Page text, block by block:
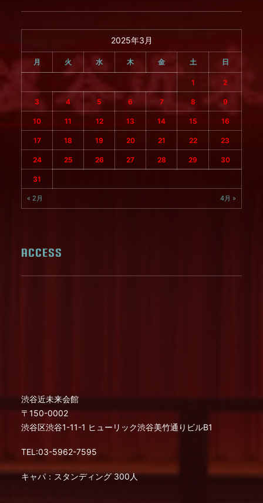
2025年3月
月 火 水 木 金 土 日
1 2
3 4 5 6 7 8 9
10 11 12 13 14 15 16
17 18 19 20 21 22 23
24 25 26 27 28 29 30
31
« 2月 4月 »
ACCESS
渋谷近未来会館
〒150-0002
渋谷区渋谷1-11-1 ヒューリック渋谷美竹通りビルB1
TEL:03-5962-7595
キャパ：スタンディング 300人